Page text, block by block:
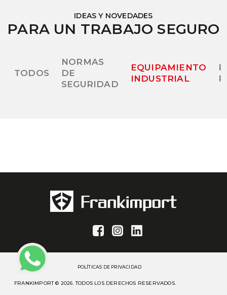
IDEAS Y NOVEDADES
PARA UN TRABAJO SEGURO
TODOS
NORMAS
DE
SEGURIDAD
EQUIPAMIENTO
INDUSTRIAL
FRANKIMPORT © 2026. TODOS LOS DERECHOS RESERVADOS.
POLÍTICAS DE PRIVACIDAD